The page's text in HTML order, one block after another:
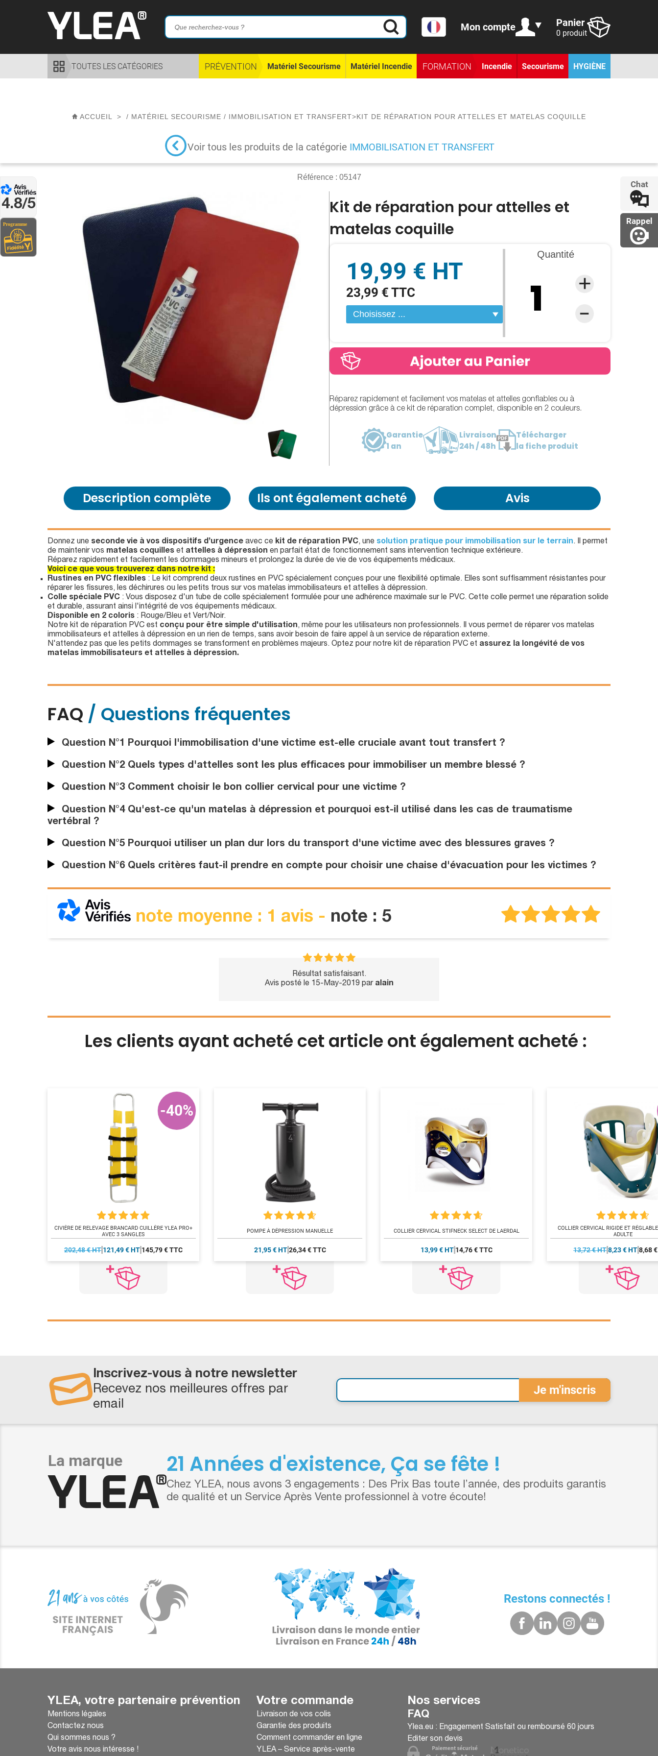
Chat
Rappel
4.8/5
Mon compte Panier
0 produit
TOUTES LES CATÉGORIES PRÉVENTION Matériel Secourisme Matériel Incendie FORMATION Incendie Secourisme HYGIÈNE
ACCUEIL > / MATÉRIEL SECOURISME / IMMOBILISATION ET TRANSFERT>KIT DE RÉPARATION POUR ATTELLES ET MATELAS COQUILLE
Voir tous les produits de la catégorie IMMOBILISATION ET TRANSFERT
Référence : 05147
Kit de réparation pour attelles et
matelas coquille
19,99 € HT
23,99 € TTC
Quantité
Réparez rapidement et facilement vos matelas et attelles gonflables ou à
dépression grâce à ce kit de réparation complet, disponible en 2 couleurs.
Garantie
1 an
Livraison
24h / 48h
Télécharger
la fiche produit
Description complète Ils ont également acheté Avis
Donnez une seconde vie à vos dispositifs d’urgence avec ce kit de réparation PVC, une solution pratique pour immobilisation sur le terrain. Il permet
de maintenir vos matelas coquilles et attelles à dépression en parfait état de fonctionnement sans intervention technique extérieure.
Réparez rapidement et facilement les dommages mineurs et prolongez la durée de vie de vos équipements médicaux.
Voici ce que vous trouverez dans notre kit :
Rustines en PVC flexibles : Le kit comprend deux rustines en PVC spécialement conçues pour une flexibilité optimale. Elles sont suffisamment résistantes pour
réparer les fissures, les déchirures ou les petits trous sur vos matelas immobilisateurs et attelles à dépression.
Colle spéciale PVC : Vous disposez d'un tube de colle spécialement formulée pour une adhérence maximale sur le PVC. Cette colle permet une réparation solide
et durable, assurant ainsi l'intégrité de vos équipements médicaux.
Disponible en 2 coloris : Rouge/Bleu et Vert/Noir.
Notre kit de réparation PVC est conçu pour être simple d'utilisation, même pour les utilisateurs non professionnels. Il vous permet de réparer vos matelas
immobilisateurs et attelles à dépression en un rien de temps, sans avoir besoin de faire appel à un service de réparation externe.
N'attendez pas que les petits dommages se transforment en problèmes majeurs. Optez pour notre kit de réparation PVC et assurez la longévité de vos
matelas immobilisateurs et attelles à dépression.
FAQ / Questions fréquentes
Question N°1 Pourquoi l'immobilisation d'une victime est-elle cruciale avant tout transfert ?
Question N°2 Quels types d'attelles sont les plus efficaces pour immobiliser un membre blessé ?
Question N°3 Comment choisir le bon collier cervical pour une victime ?
Question N°4 Qu'est-ce qu'un matelas à dépression et pourquoi est-il utilisé dans les cas de traumatisme
vertébral ?
Question N°5 Pourquoi utiliser un plan dur lors du transport d'une victime avec des blessures graves ?
Question N°6 Quels critères faut-il prendre en compte pour choisir une chaise d'évacuation pour les victimes ?
note moyenne : 1 avis - note : 5
Résultat satisfaisant.
Avis posté le 15-May-2019 par alain
Les clients ayant acheté cet article ont également acheté :
CIVIÈRE DE RELEVAGE BRANCARD CUILLÈRE YLEA PRO+
AVEC 3 SANGLES
202,48 € HT 121,49 € HT 145,79 € TTC
-40%
POMPE À DÉPRESSION MANUELLE
21,95 € HT 26,34 € TTC
COLLIER CERVICAL STIFNECK SELECT DE LAERDAL
13,99 € HT 14,76 € TTC
COLLIER CERVICAL RIGIDE ET
ADULTE
13,72 € HT8,23 € HT8,68
Inscrivez-vous à notre newsletter
Recevez nos meilleures offres par
email
21 Années d'existence, Ça se fête !
Chez YLEA, nous avons 3 engagements : Des Prix Bas toute l’année, des produits garantis
de qualité et un Service Après Vente professionnel à votre écoute!
Restons connectés !
YLEA, votre partenaire prévention
Mentions légales
Contactez nous
Qui sommes nous ?
Votre avis nous intéresse !
Votre commande
Livraison de vos colis
Garantie des produits
Comment commander en ligne
YLEA – Service après-vente
Nos services
FAQ
Ylea.eu : Engagement Satisfait ou remboursé 60 jours
Editer son devis